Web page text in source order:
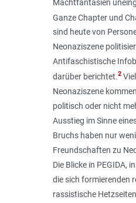
Machtfantasien
Ganze Chapter und
sind heute von
Neonaziszene
Antifaschistische
darüber berichtet.2
Neonaziszene
politisch oder nicht
Ausstieg im Sinne
Bruchs haben nur
Freundschaften zu
Die Blicke in PEGIDA,
die sich formierenden
rassistische